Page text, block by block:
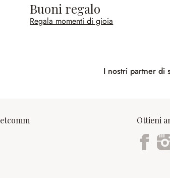
Buoni regalo
Regala momenti di gioia
I nostri partner di
Ottieni